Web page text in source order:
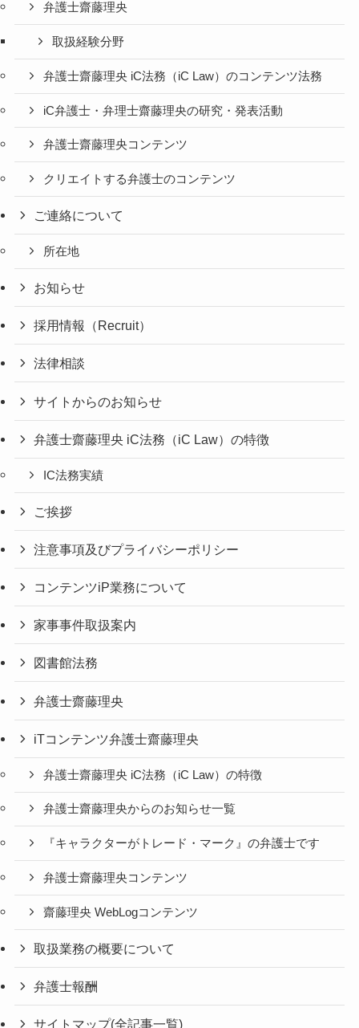
弁護士齋藤理央
取扱経験分野
弁護士齋藤理央 iC法務（iC Law）のコンテンツ法務
iC弁護士・弁理士齋藤理央の研究・発表活動
弁護士齋藤理央コンテンツ
クリエイトする弁護士のコンテンツ
ご連絡について
所在地
お知らせ
採用情報（Recruit）
法律相談
サイトからのお知らせ
弁護士齋藤理央 iC法務（iC Law）の特徴
IC法務実績
ご挨拶
注意事項及びプライバシーポリシー
コンテンツiP業務について
家事事件取扱案内
図書館法務
弁護士齋藤理央
iTコンテンツ弁護士齋藤理央
弁護士齋藤理央 iC法務（iC Law）の特徴
弁護士齋藤理央からのお知らせ一覧
『キャラクターがトレード・マーク』の弁護士です
弁護士齋藤理央コンテンツ
齋藤理央 WebLogコンテンツ
取扱業務の概要について
弁護士報酬
サイトマップ(全記事一覧)